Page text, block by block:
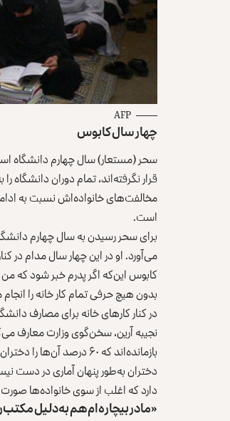
AFP
چهار سال کابوس
سحر (مستعار) سال چهارم دانشگاه
قرار نگرفته‌اند، تمام دوران
مخالفت‌های خانواده‌اش نسبت به
است.
می‌آورد. او در این چهار سال مدام در
کابوس این‌که اگر پدرم خبر شود که
بدون هیچ حرفی تمام کار خانه را
در کنار کارهای خانه برای مصارف
بازمانده‌اند که ۶۰
دختران به‌طور پنهان آماری در دست
دارد که اغلب از سوی خانواده‌ها
«مادر بیچار‌ه‌ام هم به‌دلیل